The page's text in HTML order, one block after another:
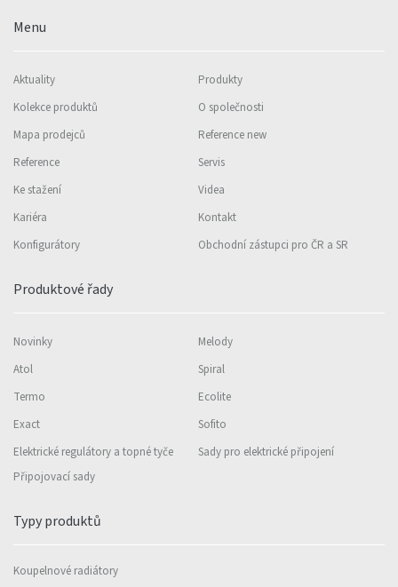
Menu
Aktuality
Produkty
Kolekce produktů
O společnosti
Mapa prodejců
Reference new
Reference
Servis
Ke stažení
Videa
Kariéra
Kontakt
Konfigurátory
Obchodní zástupci pro ČR a SR
Produktové řady
Novinky
Melody
Atol
Spiral
Termo
Ecolite
Exact
Sofito
Elektrické regulátory a topné tyče
Sady pro elektrické připojení
Připojovací sady
Typy produktů
Koupelnové radiátory